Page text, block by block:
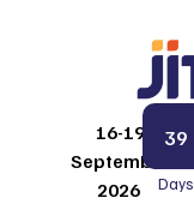
16-19
September
2026
39
Days